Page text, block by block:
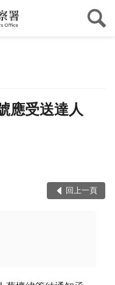
應受送達人
回上一頁